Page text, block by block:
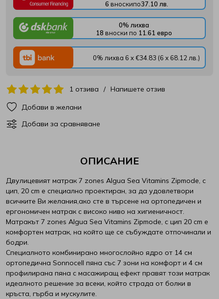
6 вноскипо37.10 лв.
0% лихва
18 вноски по 11.61 евро
0% лихва 6 x €34.83 (6 x 68.12 лв.)
1 отзива / Напишете отзив
Добави в желани
Добави за сравняване
ОПИСАНИЕ
Двулицевият матрак 7 zones Algua Sea Vitamins Zipmode, с
цип, 20 cm е специално проектиран, за да удовлетвори
всичките Ви желания,ако сте в търсене на ортопедичен и
ергономичен матрак с високо ниво на хигиеничност.
Матракът 7 zones Algua Sea Vitamins Zipmode, с цип 20 cm е
комфортен матрак, на който ще се събуждате отпочинали и
бодри.
Специалното комбинирано многослойно ядро от 14 см
ортопедична Sonnocell пяна със 7 зони на комфорт и 4 см
профилирана пяна с масажиращ ефект правят този матрак
идеалното решение за всеки, който страда от болки в
кръста, гърба и мускулите.
Матраци Иввекс
Матраци Латекс
Матраци РосМари
SM Metal
Stearns & Foster
Stepin2Nature
Tutku
Verthora
Viki
White Boutique
Yana